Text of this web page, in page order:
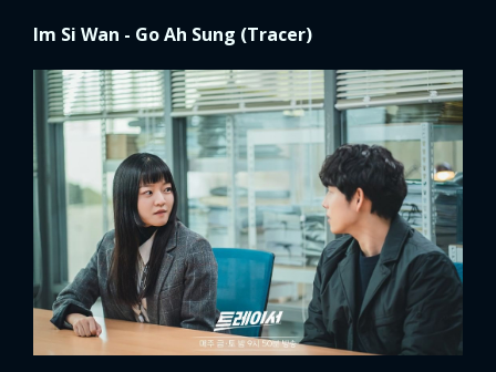
Im Si Wan - Go Ah Sung (Tracer)